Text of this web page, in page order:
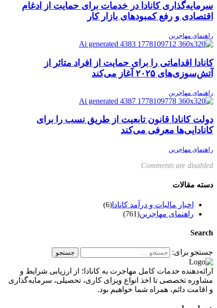
سرمایه‌گذاری کانادا در خدمات برای حمایت از ادغام
اقتصادی و رفع کمبودهای بازار کار
راهنمای مهاجرین
کانادا اقداماتی را برای حمایت از افراد متاثر از
آتش‌سوزی‌های ۲۰۲۵ آغاز می‌کند
راهنمای مهاجرین
دولت کانادا قانون تابعیت از طریق نسب را برای
کانادایی‌ها معرفی می‌کند
راهنمای مهاجرین
Comments are disabled
دسته مقالات
اخبار مالیات و درآمد کانادا (6)
راهنمای مهاجرین(761)
Search
جستجو برای:
ارائه‌دهنده خدمات کامل مهاجرت به کانادا؛ از ارزیابی شرایط و
مشاوره تخصصی تا اخذ انواع ویزای کاری، تحصیلی، سرمایه‌گذاری
و اقامت دائم، همراه شما خواهیم بود.